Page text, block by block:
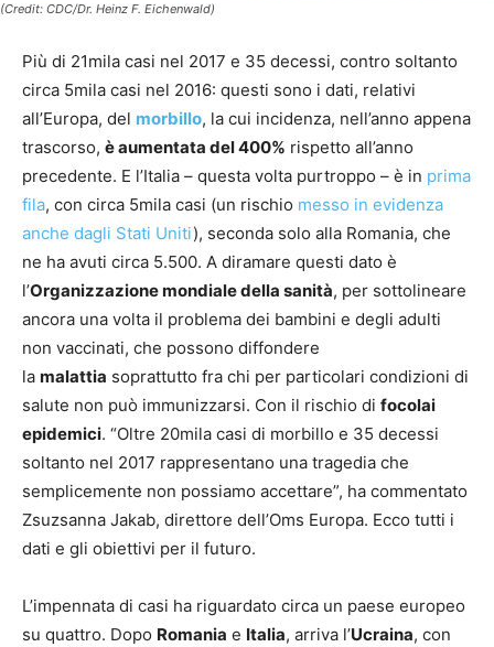
(Credit: CDC/Dr. Heinz F. Eichenwald)
Più di 21mila casi nel 2017 e 35 decessi, contro soltanto
circa 5mila casi nel 2016: questi sono i dati, relativi
all’Europa, del morbillo, la cui incidenza, nell’anno appena
trascorso, è aumentata del 400% rispetto all’anno
precedente. E l’Italia – questa volta purtroppo – è in prima
fila, con circa 5mila casi (un rischio messo in evidenza
anche dagli Stati Uniti), seconda solo alla Romania, che
ne ha avuti circa 5.500. A diramare questi dato è
l’Organizzazione mondiale della sanità, per sottolineare
ancora una volta il problema dei bambini e degli adulti
non vaccinati, che possono diffondere
la malattia soprattutto fra chi per particolari condizioni di
salute non può immunizzarsi. Con il rischio di focolai
epidemici. “Oltre 20mila casi di morbillo e 35 decessi
soltanto nel 2017 rappresentano una tragedia che
semplicemente non possiamo accettare”, ha commentato
Zsuzsanna Jakab, direttore dell’Oms Europa. Ecco tutti i
dati e gli obiettivi per il futuro.
L’impennata di casi ha riguardato circa un paese europeo
su quattro. Dopo Romania e Italia, arriva l’Ucraina, con